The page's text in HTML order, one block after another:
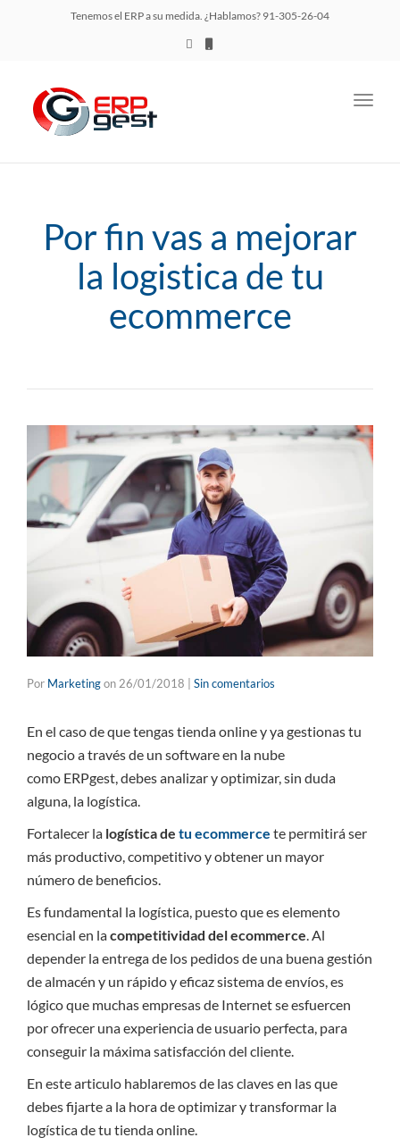
Tenemos el ERP a su medida. ¿Hablamos? 91-305-26-04
Por fin vas a mejorar
la logistica de tu
ecommerce
Por Marketingon 26/01/2018 Sin comentarios
En el caso de que tengas tienda online y ya gestionas tu
negocio a través de un software en la nube
como ERPgest, debes analizar y optimizar, sin duda
alguna, la logística.
Fortalecer la logística de tu ecommerce te permitirá ser
más productivo, competitivo y obtener un mayor
número de beneficios.
Es fundamental la logística, puesto que es elemento
esencial en lacompetitividad del ecommerce . Al
depender la entrega de los pedidos de una buena gestión
de almacén y un rápido y eficaz sistema de envíos, es
lógico que muchas empresas de Internet se esfuercen
por ofrecer una experiencia de usuario perfecta, para
conseguir la máxima satisfacción del cliente.
En este articulo hablaremos de las claves en las que
debes fijarte a la hora de optimizar y transformar la
logística de tu tienda online.